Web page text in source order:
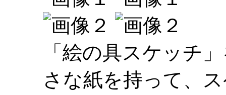
「絵の具スケッチ
さな紙を持って、